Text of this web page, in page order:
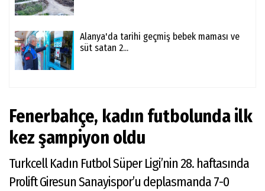
Alanya'da tarihi geçmiş bebek maması ve
süt satan 2...
Fenerbahçe, kadın futbolunda ilk
kez şampiyon oldu
Turkcell Kadın Futbol Süper Ligi’nin 28. haftasında
Prolift Giresun Sanayispor’u deplasmanda 7-0